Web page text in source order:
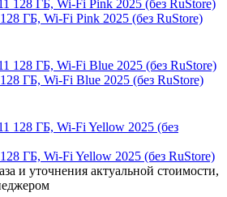
ГБ, Wi-Fi Pink 2025 (без RuStore)
ГБ, Wi-Fi Blue 2025 (без RuStore)
ГБ, Wi-Fi Yellow 2025 (без RuStore)
и уточнения актуальной стоимости,